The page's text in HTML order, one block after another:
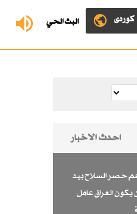
البث الحي کوردی
احدث الاخبار
حصر السلاح بيد
يكون العراق عامل